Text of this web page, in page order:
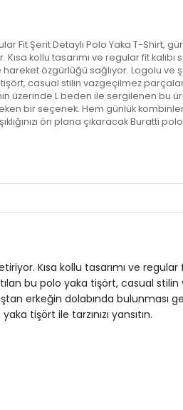
Fit Şerit Detaylı Polo Yaka T-Shirt,
Kısa kollu tasarımı ve regular fit
özgürlüğü sağlıyor. Logolu ve
casual stilin vazgeçilmez
üzerinde L beden ile sergilenen bu
bir seçenek. Hem günlük
ön plana çıkaracak Buratti polo
Kısa kollu tasarımı ve
bu polo yaka tişört, casual
erkeğin dolabında bulunması
tişört ile tarzınızı yansıtın.